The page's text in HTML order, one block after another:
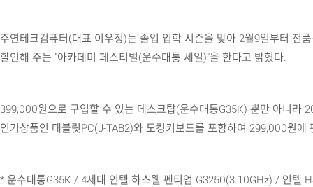
주연테크컴퓨터(대표 이우정)는 졸업 입학 시즌을 맞아 2월9일부터 전
할인해 주는 "아카데미 페스티벌(운수대통 세일)"을 한다고 밝혔다.
399,000원으로 구입할 수 있는 데스크탑(운수대통G35K) 뿐만 아니라
인기상품인 태블릿PC(J-TAB2)와 도킹키보드를 포함하여 299,000원에
* 운수대통G35K / 4세대 인텔 하스웰 펜티엄 G3250(3.10GHz) / 인텔